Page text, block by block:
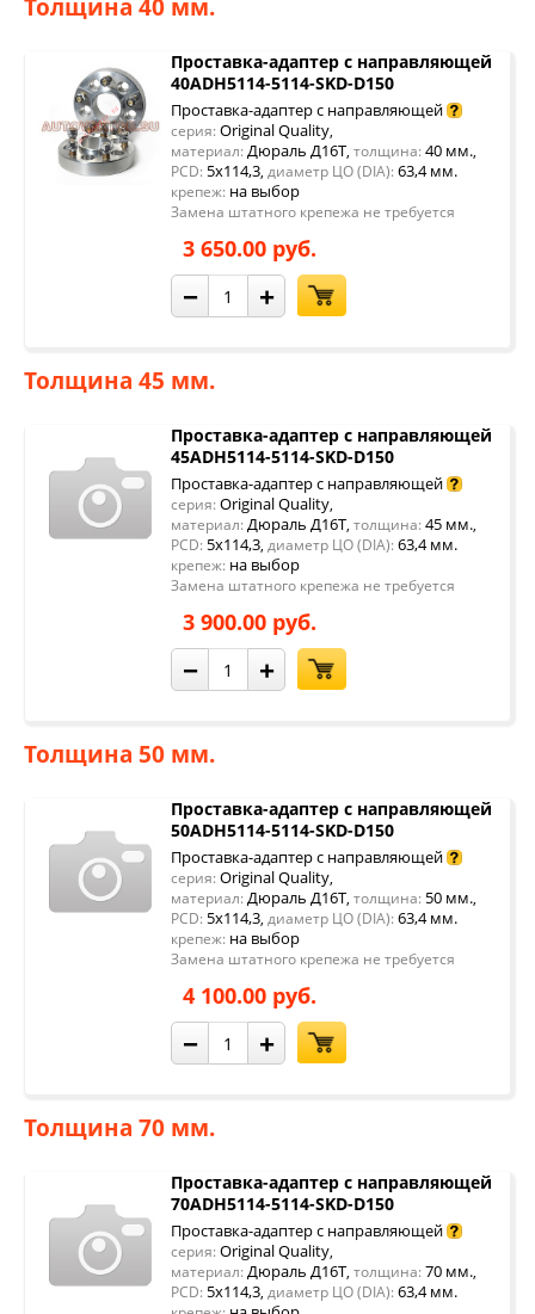
Толщина 40 мм.
Проставка-адаптер с направляющей
40ADH5114-5114-SKD-D150
Проставка-адаптер с направляющей
серия: Original Quality,
материал: Дюраль Д16Т, толщина: 40 мм.,
PCD: 5x114,3, диаметр ЦО (DIA): 63,4 мм.
крепеж: на выбор
Замена штатного крепежа не требуется
3 650.00 руб.
− +
Толщина 45 мм.
Проставка-адаптер с направляющей
45ADH5114-5114-SKD-D150
Проставка-адаптер с направляющей
серия: Original Quality,
материал: Дюраль Д16Т, толщина: 45 мм.,
PCD: 5x114,3, диаметр ЦО (DIA): 63,4 мм.
крепеж: на выбор
Замена штатного крепежа не требуется
3 900.00 руб.
− +
Толщина 50 мм.
Проставка-адаптер с направляющей
50ADH5114-5114-SKD-D150
Проставка-адаптер с направляющей
серия: Original Quality,
материал: Дюраль Д16Т, толщина: 50 мм.,
PCD: 5x114,3, диаметр ЦО (DIA): 63,4 мм.
крепеж: на выбор
Замена штатного крепежа не требуется
4 100.00 руб.
− +
Толщина 70 мм.
Проставка-адаптер с направляющей
70ADH5114-5114-SKD-D150
Проставка-адаптер с направляющей
серия: Original Quality,
материал: Дюраль Д16Т, толщина: 70 мм.,
PCD: 5x114,3, диаметр ЦО (DIA): 63,4 мм.